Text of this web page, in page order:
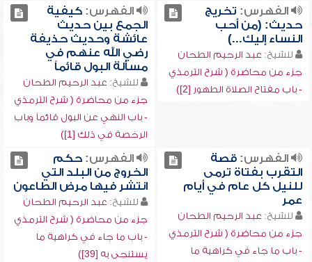
الفهرس: تخريج
حديث: (من أحب
النساء إليك...)
للشيخ: عبد الرحيم الطحان
جزء من محاضرة ( شرح الترمذي
- باب مفتاح الصلاة الطهور [2])
الفهرس:كيفية
الجمع بين حديث
عائشة وحديث حذيفة
رضي الله عنهم في
مسألة البول قائماً
للشيخ: عبد الرحيم الطحان
جزء من محاضرة ( شرح الترمذي
- باب النهي عن البول قائماً وباب
الرخصة في ذلك [1])
الفهرس:قصة
التقرب بفتاة ترمى
للنيل كل عام في أيام
عمر
للشيخ: عبد الرحيم الطحان
جزء من محاضرة ( شرح الترمذي
- باب ما جاء في كراهية ما
الفهرس:حكم
الخروج من البلد التي
انتشر فيها مرض الطاعون
للشيخ: عبد الرحيم الطحان
جزء من محاضرة ( شرح الترمذي
- باب ما جاء في كراهية ما
يستنجى به [39])